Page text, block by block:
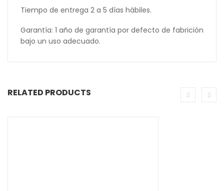
Tiempo de entrega 2 a 5 días hábiles.
Garantía: 1 año de garantía por defecto de fabrición
bajo un uso adecuado.
RELATED PRODUCTS